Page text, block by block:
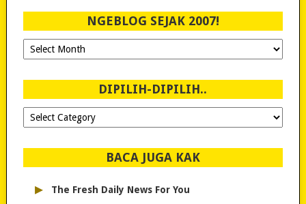
NGEBLOG SEJAK 2007!
Ngeblog
Sejak
DIPILIH-DIPILIH..
Dipilih-
dipilih..
BACA JUGA KAK
▸ The Fresh Daily News For You